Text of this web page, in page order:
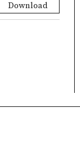
Download